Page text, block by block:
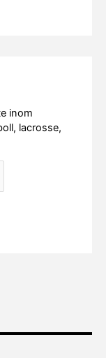
inom
lacrosse,